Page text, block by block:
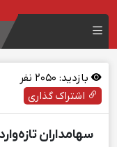
بازدید: نفر
اشتراک گذاری
سهامداران